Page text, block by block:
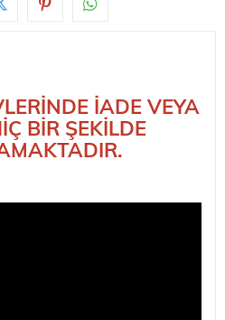
İADE VEYA
BİR ŞEKİLDE